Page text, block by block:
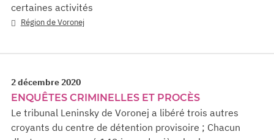
certaines activités
Région de Voronej
2 décembre 2020
ENQUÊTES CRIMINELLES ET PROCÈS
Le tribunal Leninsky de Voronej a libéré trois autres
croyants du centre de détention provisoire ; Chacun